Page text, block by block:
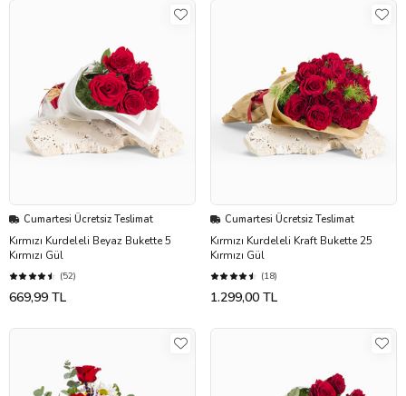
Cumartesi Ücretsiz Teslimat
Kırmızı Kurdeleli Beyaz Bukette 5
Kırmızı Gül
(52)
669,99 TL
Cumartesi Ücretsiz Teslimat
Kırmızı Kurdeleli Kraft Bukette 25
Kırmızı Gül
(18)
1.299,00 TL